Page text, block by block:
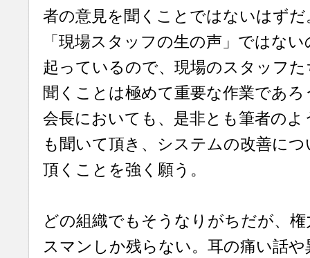
者の意見を聞くことではないはず
「現場スタッフの生の声」ではな
起っているので、現場のスタッフ
聞くことは極めて重要な作業であろ
会長においても、是非とも筆者のよ
も聞いて頂き、システムの改善に
頂くことを強く願う。
どの組織でもそうなりがちだが、
スマンしか残らない。耳の痛い話